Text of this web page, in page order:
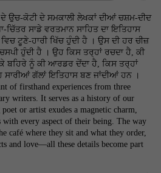
ਉਚ-ਕੋਟੀ ਦੇ ਸਮਕਾਲੀ ਲੇਖਕਾਂ ਦੀਆਂ ਚਸ਼ਮ-ਦੀਦ
ਚਿੱਤਰ ਸਾਡੇ ਵਰਤਮਾਨ ਸਾਹਿਤ ਦਾ ਇਤਿਹਾਸ
ਟੂਣੇ-ਹਾਰੀ ਖਿੱਚ ਹੁੰਦੀ ਹੈ । ਉਸ ਦੀ ਹਰ ਚੀਜ਼
ਹੁੰਦੀ ਹੈ । ਉਹ ਕਿਸ ਤਰ੍ਹਾਂ ਰਚਦਾ ਹੈ, ਕੀ
ਬਹਿਰੇ ਨੂੰ ਕੀ ਆਰਡਰ ਦੇਂਦਾ ਹੈ, ਕਿਸ ਤਰ੍ਹਾਂ
ਗੱਲਾਂ ਇਤਿਹਾਸ ਬਣ ਜਾਂਦੀਆਂ ਹਨ ।
of firsthand experiences from three
writers. It serves as a history of our
or artist exudes a magnetic charm,
with every aspect of their being. The way
café where they sit and what they order,
and love—all these details become part